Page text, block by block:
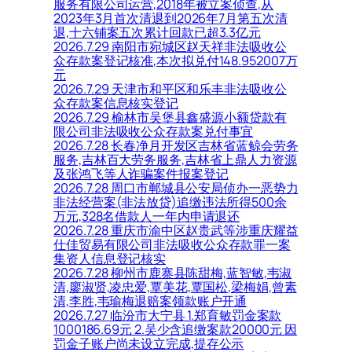
服务有限公司运营,2018年被立案侦查,从
2023年3月首次清退到2026年7月第五次清
退,十六铺案五次累计回款已超3.3亿元
2026.7.29 南阳市宛城区赵天祥非法吸收公
众存款案登记核准,本次拟兑付148.952007万
元
2026.7.29 天津市和平区和乐丰非法吸收公
众存款案信息核实登记
2026.7.29 榆林市吴堡县鑫盛源小额贷款有
限公司非法吸收公众存款案兑付事宜
2026.7.28 长春净月开发区吉林省蓝鲸会劳务
服务,吉林百大劳务服务,吉林省上鼎人力资源
及张鸿飞等人诈骗案件报案登记
2026.7.28 周口市郸城县公安局侦办一恶势力
非法经营案(非法放贷)追缴违法所得500余
万元,328名借款人一年内申请退还
2026.7.28 重庆市渝中区赵贵武等涉重庆耀益
仕佳贸易有限公司非法吸收公众存款罪一案
集资人信息登记核实
2026.7.28 柳州市鹿寨县陈甜梅,蓝智敏,韦淑
清,廖淑贤,凌忠爱,覃美花,覃国松,梁梅娟,曾素
清,李胜,韦瑜梅退赔案领款账户开通
2026.7.27 临汾市大宁县 1.郑育敏罚金案款
1000186.69元 2.吴少含追缴案款20000元 因
罚金子账户尚未设立完成,提存公示